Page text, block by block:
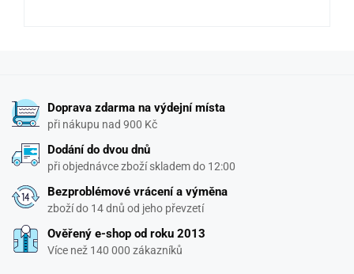
Doprava zdarma na výdejní místa
při nákupu nad 900 Kč
Dodání do dvou dnů
při objednávce zboží skladem do 12:00
Bezproblémové vrácení a výměna
zboží do 14 dnů od jeho převzetí
Ověřený e-shop od roku 2013
Více než 140 000 zákazníků